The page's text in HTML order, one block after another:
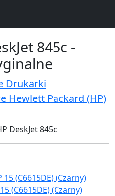
845c -
Drukarki
Hewlett Packard (HP)
(C6615DE) (Czarny)